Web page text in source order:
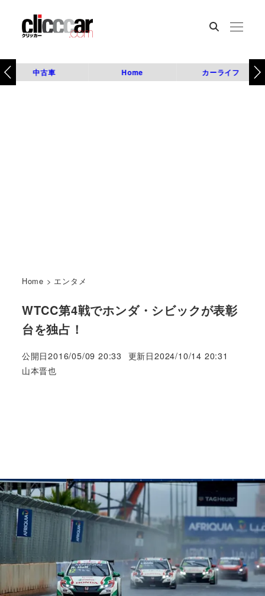
中古車 Home カーライフ
Home > エンタメ
WTCC第4戦でホンダ・シビックが表彰
台を独占！
公開日2016/05/09 20:33 更新日2024/10/14 20:31
著
山本晋也